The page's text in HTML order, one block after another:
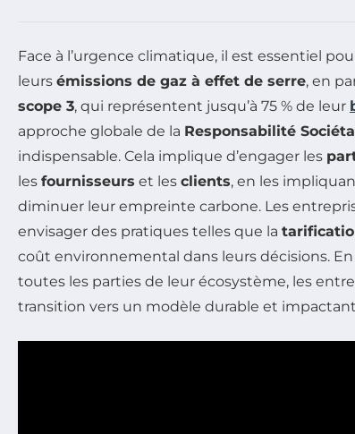
Face à l’urgence climatique, il est essentiel
leurs émissions de gaz à effet de serre, en
scope 3, qui représentent jusqu’à 75 % de leur
approche globale de la Responsabilité
indispensable. Cela implique d’engager les
les fournisseurs et les clients, en les
diminuer leur empreinte carbone. Les
envisager des pratiques telles que la
coût environnemental dans leurs décisions.
toutes les parties de leur écosystème, les
transition vers un modèle durable et